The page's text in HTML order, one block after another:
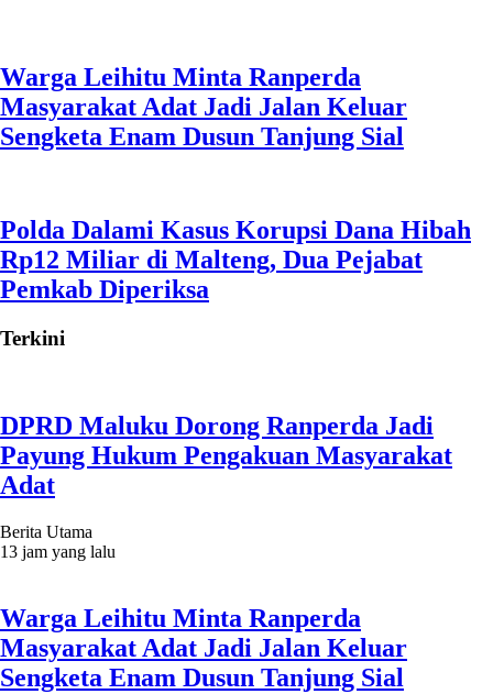
Warga Leihitu Minta Ranperda
Masyarakat Adat Jadi Jalan Keluar
Sengketa Enam Dusun Tanjung Sial
Polda Dalami Kasus Korupsi Dana Hibah
Rp12 Miliar di Malteng, Dua Pejabat
Pemkab Diperiksa
Terkini
DPRD Maluku Dorong Ranperda Jadi
Payung Hukum Pengakuan Masyarakat
Adat
Berita Utama
13 jam yang lalu
Warga Leihitu Minta Ranperda
Masyarakat Adat Jadi Jalan Keluar
Sengketa Enam Dusun Tanjung Sial